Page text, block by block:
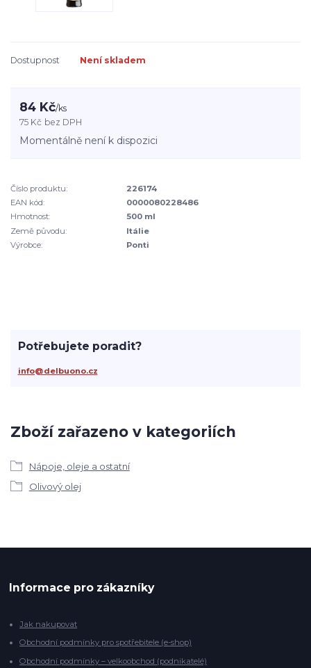
Dostupnost Není skladem
84 Kč/ks
75 Kč bez DPH
Momentálně není k dispozici
Číslo produktu:
226174
EAN kód:
0000080228486
Hmotnost:
500 ml
Země původu:
Itálie
Výrobce:
Ponti
Zboží zařazeno v kategoriích
Nápoje, oleje a ostatní
Olivový olej
Potřebujete poradit?
info@delbuono.cz
Informace pro zákazníky
Jak nakupovat
Obchodní podmínky pro spotřebitele (e-shop)
Obchodní podmínky – velkoobchod (podnikatelé)